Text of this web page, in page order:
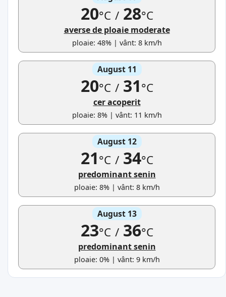
20°C /28°C
averse de ploaie moderate
ploaie: 48% | vânt: 8 km/h
August 11
20°C /31°C
cer acoperit
ploaie: 8% | vânt: 11 km/h
August 12
21°C /34°C
predominant senin
ploaie: 8% | vânt: 8 km/h
August 13
23°C /36°C
predominant senin
ploaie: 0% | vânt: 9 km/h